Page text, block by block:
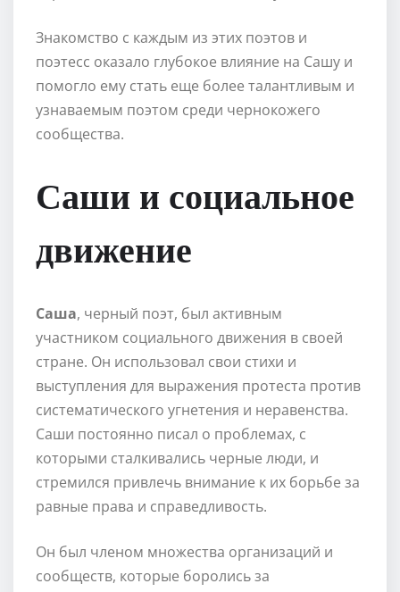
Знакомство с каждым из этих поэтов и
поэтесс оказало глубокое влияние на Сашу и
помогло ему стать еще более талантливым и
узнаваемым поэтом среди чернокожего
сообщества.
Саши и социальное
движение
Саша, черный поэт, был активным
участником социального движения в своей
стране. Он использовал свои стихи и
выступления для выражения протеста против
систематического угнетения и неравенства.
Саши постоянно писал о проблемах, с
которыми сталкивались черные люди, и
стремился привлечь внимание к их борьбе за
равные права и справедливость.
Он был членом множества организаций и
сообществ, которые боролись за